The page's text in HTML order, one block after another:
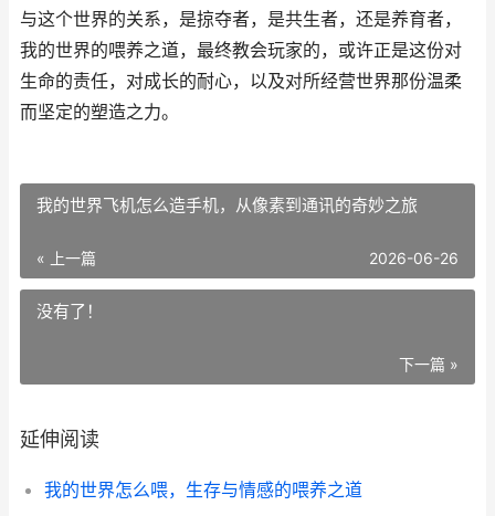
与这个世界的关系，是掠夺者，是共生者，还是养育者，
我的世界的喂养之道，最终教会玩家的，或许正是这份对
生命的责任，对成长的耐心，以及对所经营世界那份温柔
而坚定的塑造之力。
我的世界飞机怎么造手机，从像素到通讯的奇妙之旅
« 上一篇 2026-06-26
没有了！
下一篇 »
延伸阅读
我的世界怎么喂，生存与情感的喂养之道